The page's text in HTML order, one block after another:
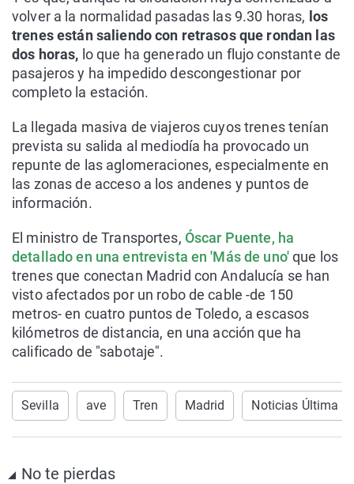
volver a la normalidad pasadas las 9.30 horas, los
trenes están saliendo con retrasos que rondan las
dos horas, lo que ha generado un flujo constante de
pasajeros y ha impedido descongestionar por
completo la estación.
La llegada masiva de viajeros cuyos trenes tenían
prevista su salida al mediodía ha provocado un
repunte de las aglomeraciones, especialmente en
las zonas de acceso a los andenes y puntos de
información.
El ministro de Transportes, Óscar Puente, ha
detallado en una entrevista en 'Más de uno'que los
trenes que conectan Madrid con Andalucía se han
visto afectados por un robo de cable -de 150
metros- en cuatro puntos de Toledo, a escasos
kilómetros de distancia, en una acción que ha
calificado de "sabotaje".
Sevilla ave Tren Madrid Noticias Última
No te pierdas